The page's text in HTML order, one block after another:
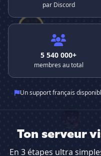
par Discord
5 540 000+
membres au total
Un support français
Ton serveur
En 3 étapes ultra